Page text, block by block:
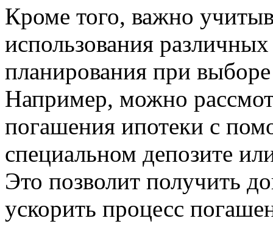
Кроме того, важно
использования
планирования при
Например, можно
погашения ипотеки с
специальном депозите
Это позволит получить
ускорить процесс